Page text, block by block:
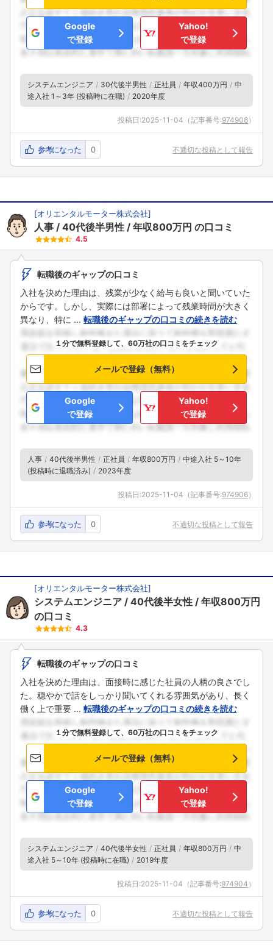
フォローしました
Google
で登録
Yahoo!
で登録
システムエンジニア 30代後半男性 正社員 年収400万円
中
途入社 1～3年 (投稿時に在職)
2020年度
投稿日:2025-11-04 （記事番号:974908）
参考になった 0 不適切な投稿として報告
[オリエンタルモーター株式会社]
人事 40代後半男性 年収800万円 の口コミ
4.5
転職後のギャップの口コミ
入社を決めた理由は、残業が少なく給与も良いと聞いていた
からです。しかし、実際には部署によって残業時間が大きく
異なり、特に ... 転職後のギャップの口コミの続きを読む
１分で無料登録して、60万社の口コミをチェック
メールで登録（無料）
Google
で登録
Yahoo!
で登録
人事 40代後半男性 正社員 年収800万円
中途入社 5～10年
(投稿時に退職済み)
2023年度
投稿日:2025-11-04 （記事番号:974906）
参考になった 0 不適切な投稿として報告
[オリエンタルモーター株式会社]
システムエンジニア 40代後半女性
年収800万円
の口コミ
4.3
転職後のギャップの口コミ
入社を決めた理由は、面接時に感じた社員の人柄の良さでし
た。穏やかで話をしっかり聞いてくれる雰囲気があり、長く
働く上で重要 ... 転職後のギャップの口コミの続きを読む
１分で無料登録して、60万社の口コミをチェック
メールで登録（無料）
Google
で登録
Yahoo!
で登録
システムエンジニア 40代後半女性 正社員 年収800万円
中
途入社 5～10年 (投稿時に在職)
2019年度
投稿日:2025-11-04 （記事番号:974904 ）
参考になった 0 不適切な投稿として報告